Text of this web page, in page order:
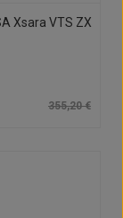
Xsara VTS ZX
355,20 €